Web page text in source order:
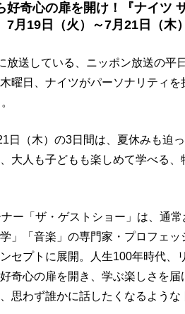
好奇心の扉を開け！『ナイツ
7月19日（火）～7月21日（木）
放送している、ニッポン放送の平
曜日、ナイツがパーソナリティ
日（木）の3日間は、夏休みも迫
大人も子どもも楽しめて学べる
ー「ザ・ゲストショー」は、通
」「音楽」の専門家・プロフェ
ンセプトに展開。人生100年時代
奇心の扉を開き、学ぶ楽しさを
思わず誰かに話したくなるような